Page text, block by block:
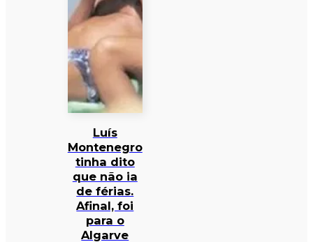
Luís
Montenegro
tinha dito
que não ia
de férias.
Afinal, foi
para o
Algarve